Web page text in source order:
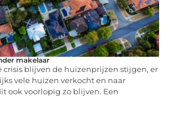
makelaar
crisis blijven de huizenprijzen stijgen, er
vele huizen verkocht en naar
ook voorlopig zo blijven. Een